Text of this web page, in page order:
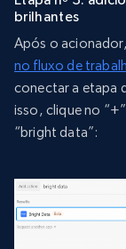
brilhantes
Após o
no fluxo de
conectar a etapa
isso, clique no
“bright data”: